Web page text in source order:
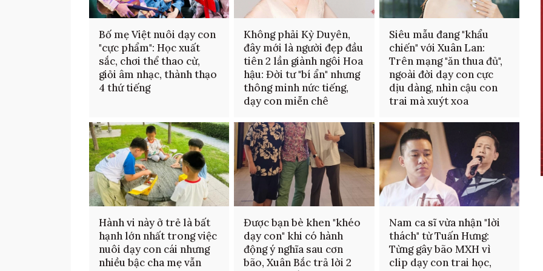
Bố mẹ Việt nuôi dạy con
"cực phẩm": Học xuất
sắc, chơi thể thao cừ,
giỏi âm nhạc, thành thạo
4 thứ tiếng
Không phải Kỳ Duyên,
đây mới là người đẹp đầu
tiên 2 lần giành ngôi Hoa
hậu: Đời tư "bí ẩn" nhưng
thông minh nức tiếng,
dạy con miễn chê
Siêu mẫu đang "khẩu
chiến" với Xuân Lan:
Trên mạng "ăn thua đủ",
ngoài đời dạy con cực
dịu dàng, nhìn cậu con
trai mà xuýt xoa
Hành vi này ở trẻ là bất
hạnh lớn nhất trong việc
nuôi dạy con cái nhưng
nhiều bậc cha mẹ vẫn
Được bạn bè khen "khéo
dạy con" khi có hành
động ý nghĩa sau cơn
bão, Xuân Bắc trả lời 2
Nam ca sĩ vừa nhận "lời
thách" từ Tuấn Hưng:
Từng gây bão MXH vì
clip dạy con trai học,